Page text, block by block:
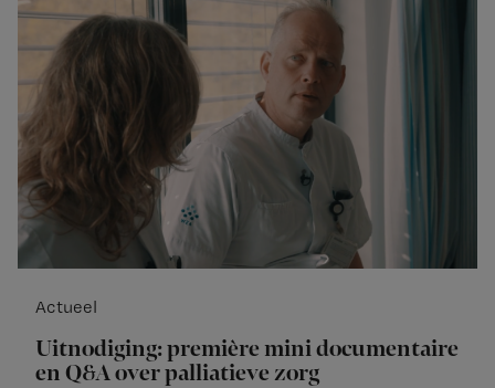
Actueel
Uitnodiging: première mini documentaire
en Q&A over palliatieve zorg